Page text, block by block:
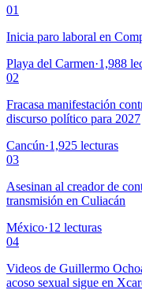
01
Inicia paro laboral en
Playa del Carmen·1,988
02
Fracasa manifestación
discurso político para 2027
Cancún·1,925 lecturas
03
Asesinan al creador de
transmisión en Culiacán
México·12 lecturas
04
Videos de Guillermo
acoso sexual sigue en